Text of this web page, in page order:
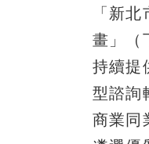
「新
畫」（
持續提
型諮詢
商業同